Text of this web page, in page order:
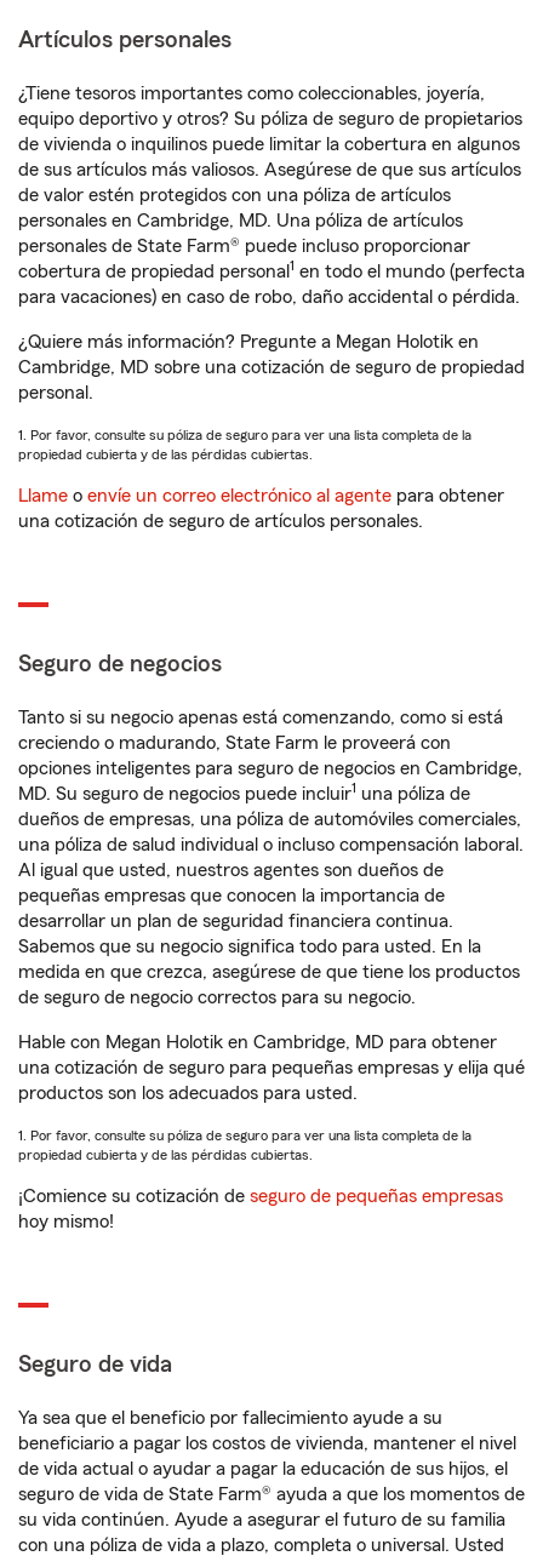
Artículos personales
¿Tiene tesoros importantes como coleccionables, joyería,
equipo deportivo y otros? Su póliza de seguro de propietarios
de vivienda o inquilinos puede limitar la cobertura en algunos
de sus artículos más valiosos. Asegúrese de que sus artículos
de valor estén protegidos con una póliza de artículos
personales en Cambridge, MD. Una póliza de artículos
personales de State Farm® puede incluso proporcionar
cobertura de propiedad personal 1 en todo el mundo (perfecta
para vacaciones) en caso de robo, daño accidental o pérdida.
¿Quiere más información? Pregunte a Megan Holotik en
Cambridge, MD sobre una cotización de seguro de propiedad
personal.
1. Por favor, consulte su póliza de seguro para ver una lista completa de la
propiedad cubierta y de las pérdidas cubiertas.
Llame o envíe un correo electrónico al agente para obtener
una cotización de seguro de artículos personales.
Seguro de negocios
Tanto si su negocio apenas está comenzando, como si está
creciendo o madurando, State Farm le proveerá con
opciones inteligentes para seguro de negocios en Cambridge,
MD. Su seguro de negocios puede incluir1 una póliza de
dueños de empresas, una póliza de automóviles comerciales,
una póliza de salud individual o incluso compensación laboral.
Al igual que usted, nuestros agentes son dueños de
pequeñas empresas que conocen la importancia de
desarrollar un plan de seguridad financiera continua.
Sabemos que su negocio significa todo para usted. En la
medida en que crezca, asegúrese de que tiene los productos
de seguro de negocio correctos para su negocio.
Hable con Megan Holotik en Cambridge, MD para obtener
una cotización de seguro para pequeñas empresas y elija qué
productos son los adecuados para usted.
1. Por favor, consulte su póliza de seguro para ver una lista completa de la
propiedad cubierta y de las pérdidas cubiertas.
¡Comience su cotización de seguro de pequeñas empresas
hoy mismo!
Seguro de vida
Ya sea que el beneficio por fallecimiento ayude a su
beneficiario a pagar los costos de vivienda, mantener el nivel
de vida actual o ayudar a pagar la educación de sus hijos, el
seguro de vida de State Farm® ayuda a que los momentos de
su vida continúen. Ayude a asegurar el futuro de su familia
con una póliza de vida a plazo, completa o universal. Usted